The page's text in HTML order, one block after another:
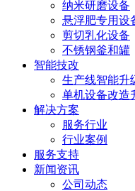
纳米研磨设备
悬浮肥专用设
剪切乳化设备
不锈钢釜和罐
智能技改
生产线智能升
单机设备改造
解决方案
服务行业
行业案例
服务支持
新闻资讯
公司动态